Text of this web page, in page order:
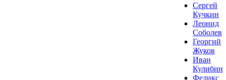
Сергей
Кучкин
Леонид
Соболев
Георгий
Жуков
Иван
Кулибин
Феликс